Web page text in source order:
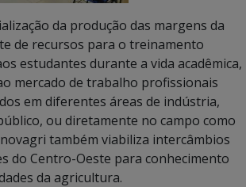
da produção das margens da
de recursos para o treinamento
estudantes durante a vida acadêmica,
mercado de trabalho profissionais
em diferentes áreas de indústria,
ou diretamente no campo como
também viabiliza intercâmbios
do Centro-Oeste para conhecimento
da agricultura.